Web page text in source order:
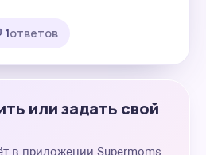
1ответов
или задать свой
в приложении Supermoms